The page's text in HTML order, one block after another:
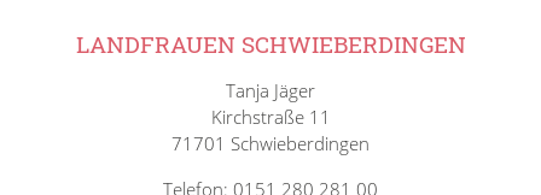
LANDFRAUEN SCHWIEBERDINGEN
Tanja Jäger
Kirchstraße 11
71701 Schwieberdingen
Telefon: 0151 280 281 00